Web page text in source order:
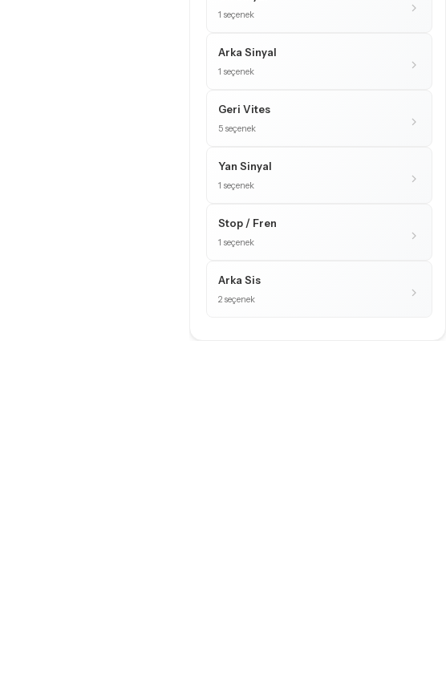
1 seçenek
Arka Sinyal
1 seçenek
Geri Vites
5 seçenek
Yan Sinyal
1 seçenek
Stop / Fren
1 seçenek
Arka Sis
2 seçenek